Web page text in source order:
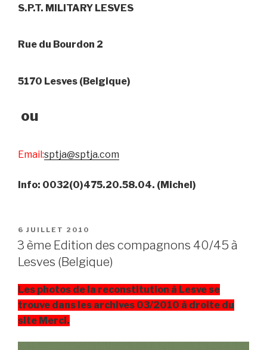
S.P.T. MILITARY LESVES
Rue du Bourdon 2
5170 Lesves (Belgique)
ou
Email:sptja@sptja.com
Info: 0032(0)475.20.58.04. (Michel)
POSTED
ON
6 JUILLET 2010
3 ème Edition des compagnons 40/45 à
Lesves (Belgique)
Les photos de la reconstitution à Lesve se
trouve dans les archives 03/2010 à droite du
site Merci.